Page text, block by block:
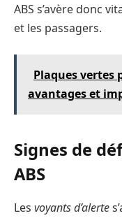
ABS s’avère donc
et les passagers.
Plaques vertes
avantages et
Signes de
ABS
Les voyants d’alerte